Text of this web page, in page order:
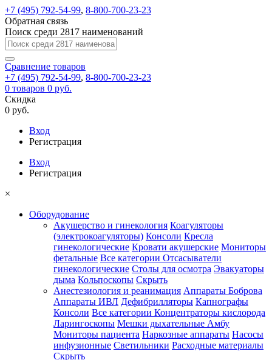
+7 (495) 792-54-99, 8-800-700-23-23
Обратная связь
Поиск среди 2817 наименований
Сравнение товаров
+7 (495) 792-54-99, 8-800-700-23-23
0 товаров 0 руб.
Скидка
0 руб.
Вход
Регистрация
Вход
Регистрация
×
Оборудование
Акушерство и гинекология Коагуляторы
(электрокоагуляторы) Консоли Кресла
гинекологические Кровати акушерские Мониторы
фетальные Все категории Отсасыватели
гинекологические Столы для осмотра Эвакуаторы
дыма Кольпоскопы Скрыть
Анестезиология и реанимация Аппараты Боброва
Аппараты ИВЛ Дефибрилляторы Капнографы
Консоли Все категории Концентраторы кислорода
Ларингоскопы Мешки дыхательные Амбу
Мониторы пациента Наркозные аппараты Насосы
инфузионные Светильники Расходные материалы
Скрыть